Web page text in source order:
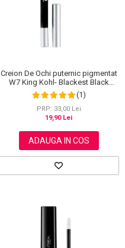
Creion De Ochi puternic pigmentat
W7 King Kohl- Blackest Black
(Negru) (1)
PRP: 33,00 Lei
19,90 Lei
ADAUGA IN COS